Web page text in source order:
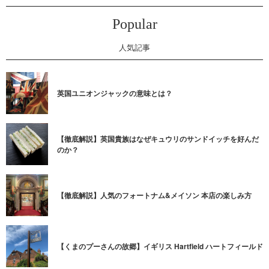
Popular
人気記事
英国ユニオンジャックの意味とは？
【徹底解説】英国貴族はなぜキュウリのサンドイッチを好んだ
のか？
【徹底解説】人気のフォートナム&メイソン 本店の楽しみ方
【くまのプーさんの故郷】イギリス Hartfield ハートフィールド